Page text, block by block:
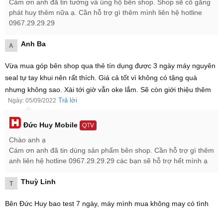
Cám ơn anh đã tin tưởng và ủng hộ bên shop. Shop sẽ cố gắng
phát huy thêm nữa ạ. Cần hỗ trợ gì thêm mình liên hệ hotline
0967.29.29.29
A Anh Ba
Vừa mua góp bên shop qua thẻ tín dụng được 3 ngày máy nguyên
seal tự tay khui nên rất thích. Giá cả tốt vì không có tặng quà
nhưng không sao. Xài tới giờ vẫn oke lắm. Sẽ còn giới thiệu thêm
Ngày: 05/09/2022 Trả lời
Đức Huy Mobile QTV
Chào anh ạ
Cám ơn anh đã tin dùng sản phẩm bên shop. Cần hỗ trợ gì thêm
anh liên hệ hotline 0967.29.29.29 các bạn sẽ hỗ trợ hết mình ạ
T Thuỳ Linh
Bên Đức Huy bao test 7 ngày, máy mình mua không may có tình